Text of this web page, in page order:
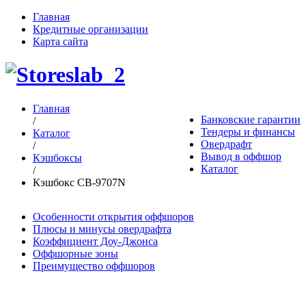
Главная
Кредитные организации
Карта сайта
Банковские гарантии
Тендеры и финансы
Овердрафт
Вывод в оффшор
Каталог
Главная
/
Каталог
/
Кэшбоксы
/
Кэшбокс CB-9707N
Особенности открытия оффшоров
Плюсы и минусы овердрафта
Коэффициент Доу-Джонса
Оффшорные зоны
Преимущество оффшоров